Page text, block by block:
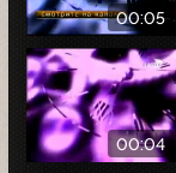
00:05
00:04